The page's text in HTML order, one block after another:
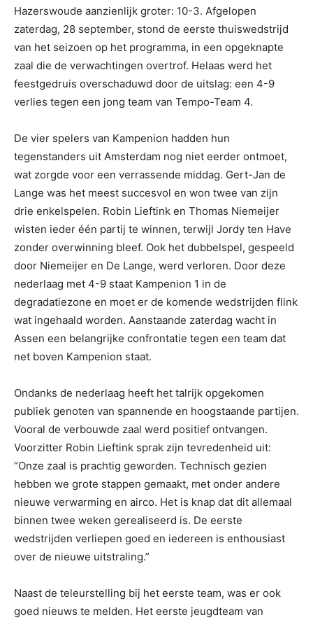
Hazerswoude aanzienlijk groter: 10-3. Afgelopen
zaterdag, 28 september, stond de eerste thuiswedstrijd
van het seizoen op het programma, in een opgeknapte
zaal die de verwachtingen overtrof. Helaas werd het
feestgedruis overschaduwd door de uitslag: een 4-9
verlies tegen een jong team van Tempo-Team 4.
De vier spelers van Kampenion hadden hun
tegenstanders uit Amsterdam nog niet eerder ontmoet,
wat zorgde voor een verrassende middag. Gert-Jan de
Lange was het meest succesvol en won twee van zijn
drie enkelspelen. Robin Lieftink en Thomas Niemeijer
wisten ieder één partij te winnen, terwijl Jordy ten Have
zonder overwinning bleef. Ook het dubbelspel, gespeeld
door Niemeijer en De Lange, werd verloren. Door deze
nederlaag met 4-9 staat Kampenion 1 in de
degradatiezone en moet er de komende wedstrijden flink
wat ingehaald worden. Aanstaande zaterdag wacht in
Assen een belangrijke confrontatie tegen een team dat
net boven Kampenion staat.
Ondanks de nederlaag heeft het talrijk opgekomen
publiek genoten van spannende en hoogstaande partijen.
Vooral de verbouwde zaal werd positief ontvangen.
Voorzitter Robin Lieftink sprak zijn tevredenheid uit:
“Onze zaal is prachtig geworden. Technisch gezien
hebben we grote stappen gemaakt, met onder andere
nieuwe verwarming en airco. Het is knap dat dit allemaal
binnen twee weken gerealiseerd is. De eerste
wedstrijden verliepen goed en iedereen is enthousiast
over de nieuwe uitstraling.”
Naast de teleurstelling bij het eerste team, was er ook
goed nieuws te melden. Het eerste jeugdteam van